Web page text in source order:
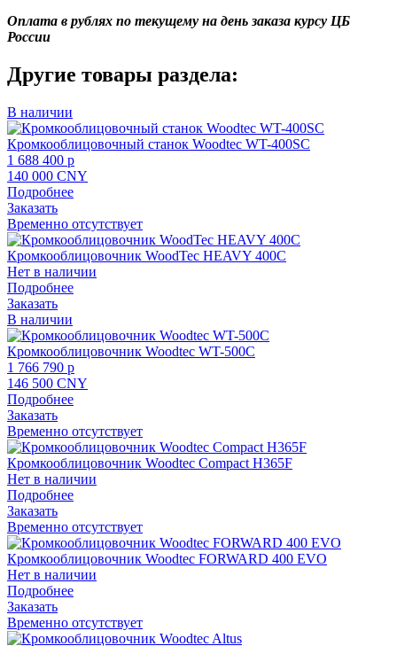
Оплата в рублях по текущему на день заказа курсу ЦБ
России
Другие товары раздела:
В наличии
Кромкооблицовочный станок Woodtec WT-400SС
1 688 400 p
140 000 CNY
Подробнее
Заказать
Временно отсутствует
Кромкооблицовочник WoodTec HEAVY 400C
Нет в наличии
Подробнее
Заказать
В наличии
Кромкооблицовочник Woodtec WT-500С
1 766 790 p
146 500 CNY
Подробнее
Заказать
Временно отсутствует
Кромкооблицовочник Woodtec Compact Н365F
Нет в наличии
Подробнее
Заказать
Временно отсутствует
Кромкооблицовочник Woodtec FORWARD 400 EVO
Нет в наличии
Подробнее
Заказать
Временно отсутствует